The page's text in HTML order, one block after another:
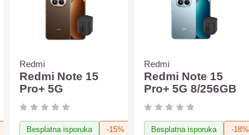
Redmi
Redmi Note 15
Pro+ 5G
12/512GB (braon)
+ Xiaomi Air Fryer
6.5L (crna)
Besplatna isporuka -15%
Redmi
Redmi Note 15
Pro+ 5G 8/256GB
(plava) + Xiaomi
Air Fryer 6.5L
(crna)
Besplatna isporuka -18%